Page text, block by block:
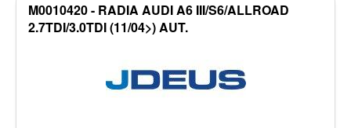
M0010420 - RADIA AUDI A6 III/S6/ALLROAD
2.7TDI/3.0TDI (11/04>) AUT.